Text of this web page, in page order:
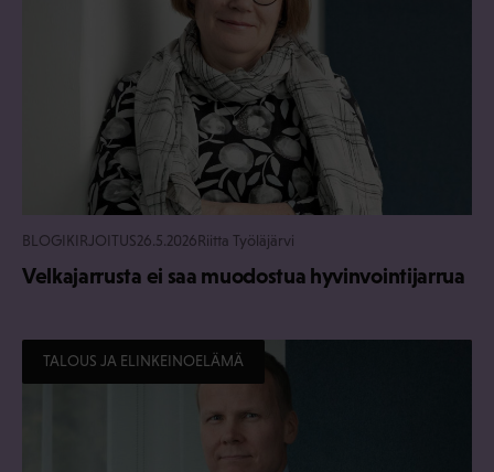
BLOGIKIRJOITUS26.5.2026Riitta Työläjärvi
Velkajarrusta ei saa muodostua hyvinvointijarrua
TALOUS JA ELINKEINOELÄMÄ